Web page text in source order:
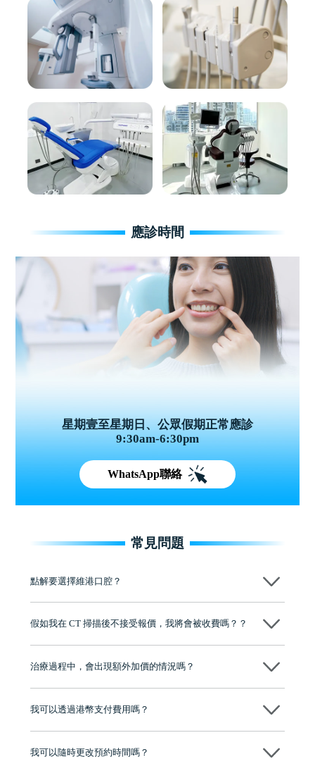
應診時間
星期壹至星期日、公眾假期正常應診
9:30am-6:30pm
WhatsApp聯絡
常見問題
點解要選擇維港口腔？
維港口腔踐行「醫道濟世」的大學校訓，各分院匯聚來自香港、內地的
牌」、「2025香港企業領袖品牌」，是諾貝爾種植系統全球放心植牙中
至今已服務超過三十個國家和地區的顧客，受到粵港澳大灣區及周邊城
市市民極高的口碑評價及信任推薦 珠海、深圳設有八大分院，香港亦設
有咨詢及服務保障中心，有任何問題都可以隨時預約免費咨詢，讓人十
假如我在 CT 掃描後不接受報價，我將會被收費嗎？？
治療過程中，會出現額外加價的情況嗎？
我可以透過港幣支付費用嗎？
我可以隨時更改預約時間嗎？